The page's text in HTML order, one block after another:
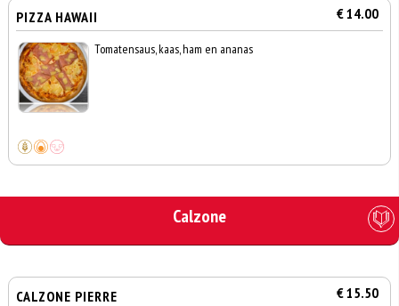
PIZZA HAWAII € 14.00
Tomatensaus, kaas, ham en ananas
Calzone
CALZONE PIERRE € 15.50